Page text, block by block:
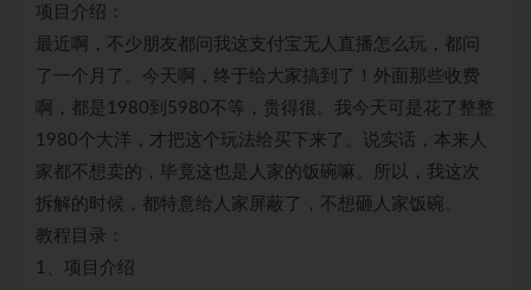
项目介绍：
最近啊，不少朋友都问我这支付宝无人直播怎么玩，都问
了一个月了。今天啊，终于给大家搞到了！外面那些收费
啊，都是1980到5980不等，贵得很。我今天可是花了整整
1980个大洋，才把这个玩法给买下来了。说实话，本来人
家都不想卖的，毕竟这也是人家的饭碗嘛。所以，我这次
拆解的时候，都特意给人家屏蔽了，不想砸人家饭碗。
教程目录：
1、项目介绍